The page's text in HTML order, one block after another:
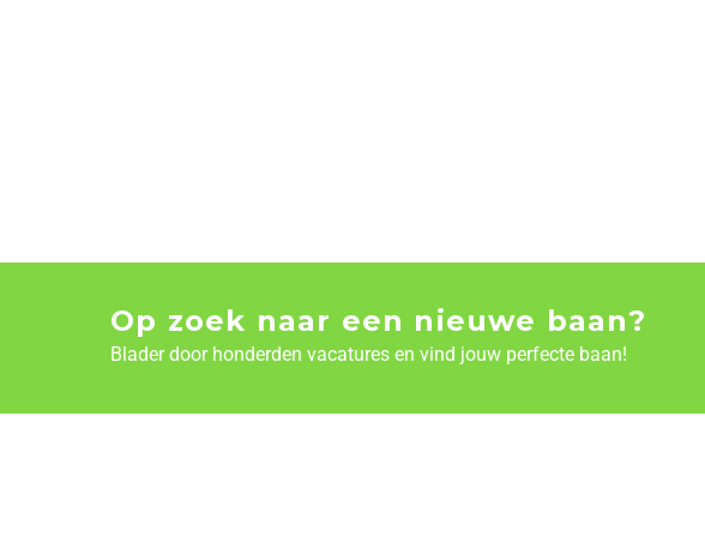
Op zoek naar een nieuwe baan?
Blader door honderden vacatures en vind jouw perfecte baan!